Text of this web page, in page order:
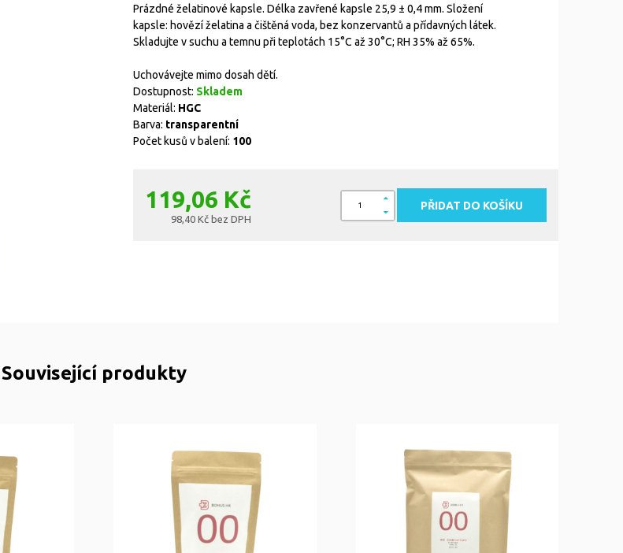
Prázdné želatinové kapsle. Délka zavřené kapsle 25,9 ± 0,4 mm. Složení
kapsle: hovězí želatina a čištěná voda, bez konzervantů a přídavných látek.
Skladujte v suchu a temnu při teplotách 15°C až 30°C; RH 35% až 65%.
Uchovávejte mimo dosah dětí.
Dostupnost: Skladem
Materiál: HGC
Barva: transparentní
Počet kusů v balení: 100
119,06 Kč
98,40 Kč bez DPH
PŘIDAT DO KOŠÍKU
Související produkty